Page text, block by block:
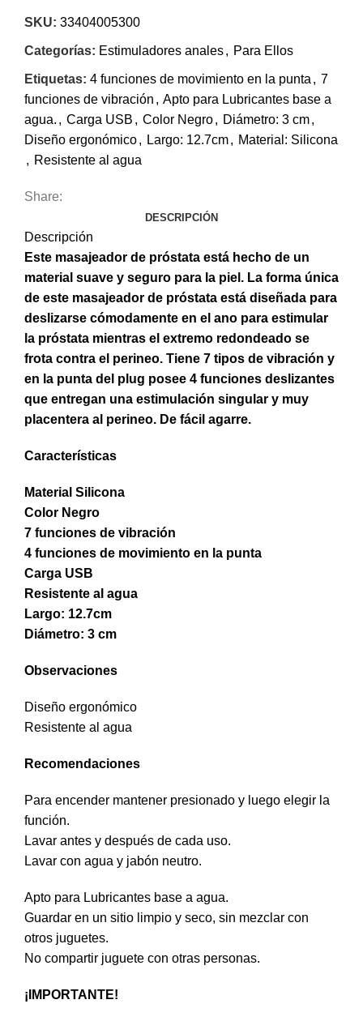
SKU: 33404005300
Categorías: Estimuladores anales, Para Ellos
Etiquetas: 4 funciones de movimiento en la punta , 7
funciones de vibración , Apto para Lubricantes base a
agua. , Carga USB , Color Negro, Diámetro: 3 cm,
Diseño ergonómico, Largo: 12.7cm, Material: Silicona
, Resistente al agua
Share:
DESCRIPCIÓN
Descripción
Este masajeador de próstata está hecho de un
material suave y seguro para la piel. La forma única
de este masajeador de próstata está diseñada para
deslizarse cómodamente en el ano para estimular
la próstata mientras el extremo redondeado se
frota contra el perineo. Tiene 7 tipos de vibración y
en la punta del plug posee 4 funciones deslizantes
que entregan una estimulación singular y muy
placentera al perineo. De fácil agarre.
Características
Material Silicona
Color Negro
7 funciones de vibración
4 funciones de movimiento en la punta
Carga USB
Resistente al agua
Largo: 12.7cm
Diámetro: 3 cm
Observaciones
Diseño ergonómico
Resistente al agua
Recomendaciones
Para encender mantener presionado y luego elegir la
función.
Lavar antes y después de cada uso.
Lavar con agua y jabón neutro.
Apto para Lubricantes base a agua.
Guardar en un sitio limpio y seco, sin mezclar con
otros juguetes.
No compartir juguete con otras personas.
¡IMPORTANTE!